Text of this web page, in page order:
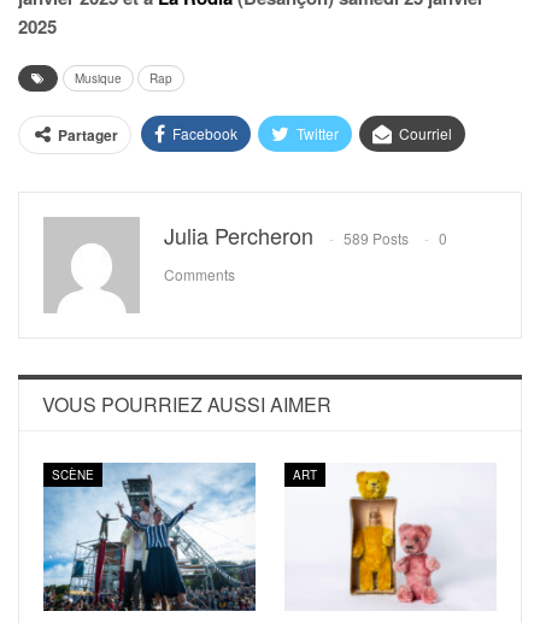
2025
Musique Rap
Partager Facebook Twitter Courriel
Julia Percheron 589 Posts
0
Comments
VOUS POURRIEZ AUSSI AIMER
SCÈNE ART